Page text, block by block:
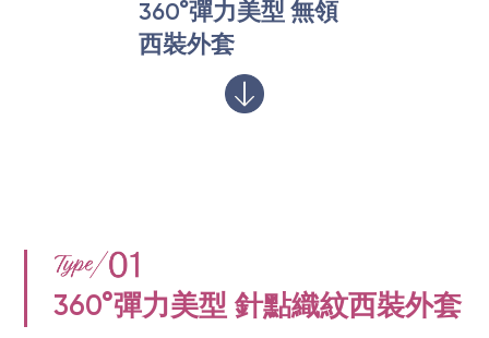
360°彈力美型 無領
西裝外套
360°彈力美型 針點織紋西裝外套